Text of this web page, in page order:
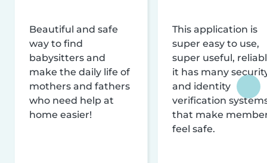
Beautiful and safe
way to find
babysitters and
make the daily life of
mothers and fathers
who need help at
home easier!
This application is
super easy to use,
super useful,
it has many
and identity
verification
that make
feel safe.